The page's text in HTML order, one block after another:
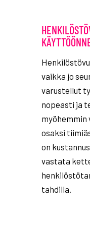
vaikka jo
varustellut
nopeasti ja
osaksi
on
vastata
tahdilla.